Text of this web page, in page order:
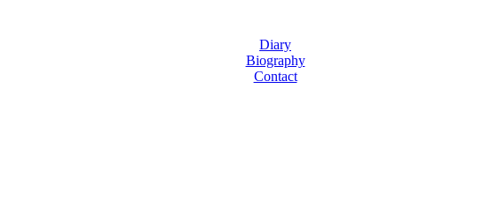
Diary
Biography
Contact